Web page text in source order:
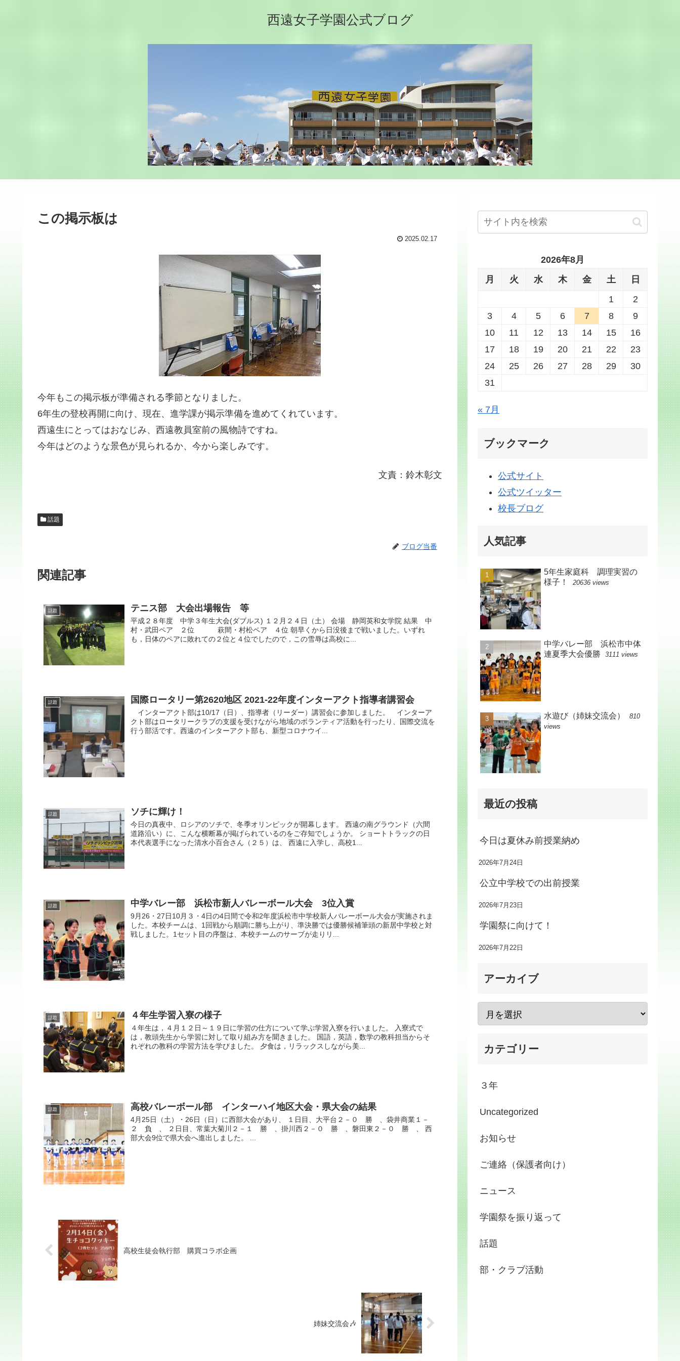
西遠女子学園公式ブログ
この掲示板は
2025.02.17
今年もこの掲示板が準備される季節となりました。
6年生の登校再開に向け、現在、進学課が掲示準備を進めてくれています。
西遠生にとってはおなじみ、西遠教員室前の風物詩ですね。
今年はどのような景色が見られるか、今から楽しみです。
文責：鈴木彰文
話題
ブログ当番
関連記事
話題 テニス部 大会出場報告 等
平成２８年度 中学３年生大会(ダブルス) １２月２４日（土） 会場 静岡英和女学院 結果 中
村・武田ペア ２位 萩間・村松ペア ４位 朝早くから日没後まで戦いました。いずれ
も，日体のペアに敗れての２位と４位でしたので，この雪辱は高校に...
話題 国際ロータリー第2620地区 2021-22年度インターアクト指導者講習会
インターアクト部は10/17（日）、指導者（リーダー）講習会に参加しました。 インターア
クト部はロータリークラブの支援を受けながら地域のボランティア活動を行ったり、国際交流を
行う部活です。西遠のインターアクト部も、新型コロナウイ...
話題 ソチに輝け！
今日の真夜中、ロシアのソチで、冬季オリンピックが開幕します。 西遠の南グラウンド（六間
道路沿い）に、こんな横断幕が掲げられているのをご存知でしょうか。 ショートトラックの日
本代表選手になった清水小百合さん（２５）は、 西遠に入学し、高校1...
話題 中学バレー部 浜松市新人バレーボール大会 3位入賞
9月26・27日10月３・4日の4日間で令和2年度浜松市中学校新人バレーボール大会が実施されま
した。本校チームは、1回戦から順調に勝ち上がり、準決勝では優勝候補筆頭の新居中学校と対
戦しました。1セット目の序盤は、本校チームのサーブが走りリ...
話題 ４年生学習入寮の様子
４年生は，４月１２日～１９日に学習の仕方について学ぶ学習入寮を行いました。 入寮式で
は，教頭先生から学習に対して取り組み方を聞きました。 国語，英語，数学の教科担当からそ
れぞれの教科の学習方法を学びました。 夕食は，リラックスしながら美...
話題 高校バレーボール部 インターハイ地区大会・県大会の結果
4月25日（土）・26日（日）に西部大会があり、 １日目、大平台２－０ 勝 、袋井商業１－
２ 負 、 ２日目、常葉大菊川２－１ 勝 、掛川西２－０ 勝 、磐田東２－０ 勝 、 西
部大会9位で県大会へ進出しました。 ...
高校生徒会執行部 購買コラボ企画
姉妹交流会🎶
2026年8月
月
火 水 木 金 土
日
1
2
3
4 5 6 7 8
9
10
11 12 13 14 15
16
17
18 19 20 21 22
23
24
25 26 27 28 29
30
31
« 7月
ブックマーク
公式サイト
公式ツイッター
校長ブログ
人気記事
5年生家庭科 調理実習の
様子！
20636 views
中学バレー部 浜松市中体
連夏季大会優勝
3111 views
水遊び（姉妹交流会）
810
views
最近の投稿
今日は夏休み前授業納め
2026年7月24日
公立中学校での出前授業
2026年7月23日
学園祭に向けて！
2026年7月22日
アーカイブ
カテゴリー
３年
Uncategorized
お知らせ
ご連絡（保護者向け）
ニュース
学園祭を振り返って
話題
部・クラブ活動